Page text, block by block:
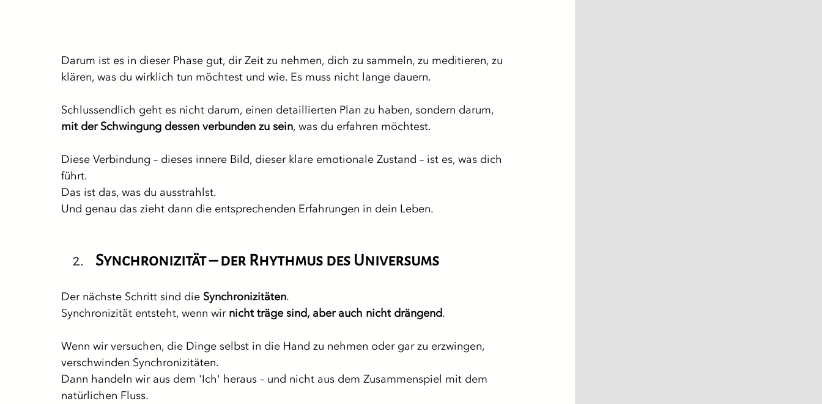
Darum ist es in dieser Phase gut, dir Zeit zu nehmen, dich zu sammeln, zu meditieren, zu
klären, was du wirklich tun möchtest und wie. Es muss nicht lange dauern.
Schlussendlich geht es nicht darum, einen detaillierten Plan zu haben, sondern darum,
mit der Schwingung dessen verbunden zu sein, was du erfahren möchtest.
Diese Verbindung – dieses innere Bild, dieser klare emotionale Zustand – ist es, was dich
führt.
Das ist das, was du ausstrahlst.
Und genau das zieht dann die entsprechenden Erfahrungen in dein Leben.
Synchronizität – der Rhythmus des Universums
Der nächste Schritt sind die Synchronizitäten.
Synchronizität entsteht, wenn wir nicht träge sind, aber auch nicht drängend.
Wenn wir versuchen, die Dinge selbst in die Hand zu nehmen oder gar zu erzwingen,
verschwinden Synchronizitäten.
Dann handeln wir aus dem 'Ich' heraus – und nicht aus dem Zusammenspiel mit dem
natürlichen Fluss.